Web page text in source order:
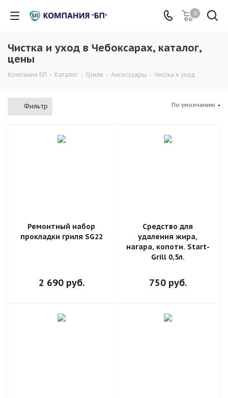
0
Чистка и уход в Чебоксарах, каталог,
цены
Компания БП - Каталог - Грили - Аксессуары - Чистка и уход
Фильтр По умолчанию
Ремонтный набор
прокладки гриля SG22
2 690руб.
Средство для
удаления жира,
нагара, копоти. Start-
Grill 0,5л.
750руб.